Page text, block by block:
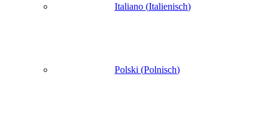
Italiano (Italienisch)
Polski (Polnisch)